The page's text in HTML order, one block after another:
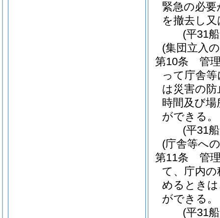
緊急の必
を撤去し
(平31
(集団立入
第10条
管
って庁舎
は災害の
時間及び
ができる。
(平31
(庁舎等へ
第11条
管
て、庁内
めるとき
ができる。
(平31